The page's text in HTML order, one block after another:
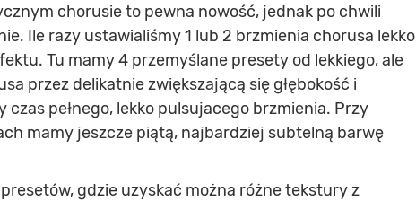
chorusie to pewna nowość, jednak po chwili
Ile razy ustawialiśmy 1 lub 2 brzmienia chorusa lekko
Tu mamy 4 przemyślane presety od lekkiego, ale
przez delikatnie zwiększającą się głębokość i
czas pełnego, lekko pulsujacego brzmienia. Przy
mamy jeszcze piątą, najbardziej subtelną barwę
gdzie uzyskać można różne tekstury z